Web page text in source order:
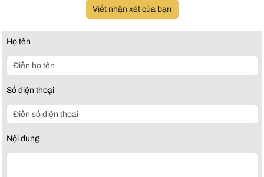
Viết nhận xét của bạn
Họ tên
Số điện thoại
Nội dung